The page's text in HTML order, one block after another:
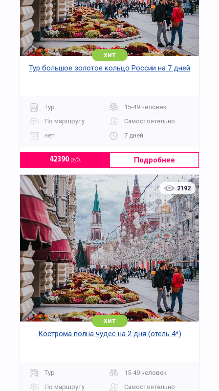
хит
Тур большое золотое кольцо России на 7 дней
Тур
15-49 человек
По маршруту
Самостоятельно
нет
7 дней
42390руб. Подробнее
2192
хит
Кострома полна чудес на 2 дня (отель 4*)
Тур
15-49 человек
По маршруту
Самостоятельно